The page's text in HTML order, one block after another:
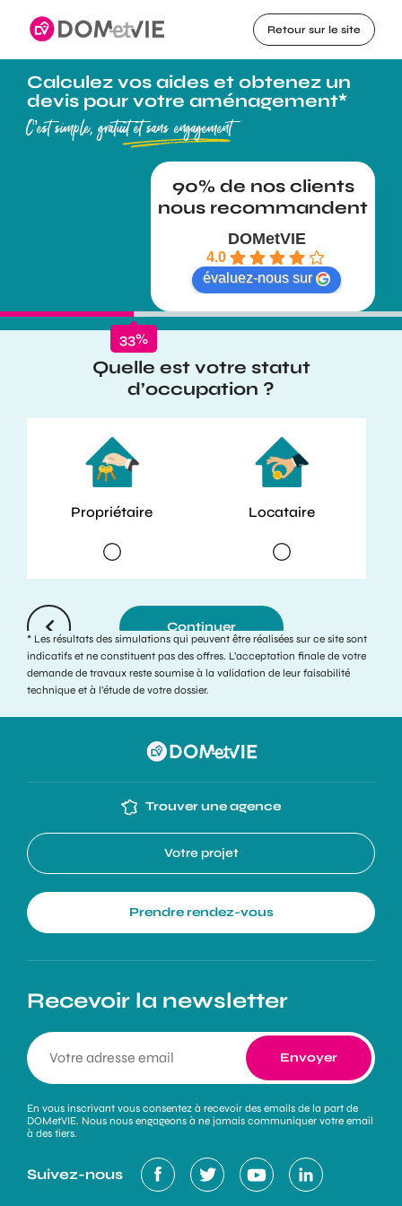
Retour sur le site
Calculez vos aides et obtenez un
devis pour votre aménagement*
C’est simple, gratuit et sans engagement
DOMetVIE
4.0
évaluez-nous sur
33%
Quelle est votre statut
d’occupation ?
Propriétaire Locataire
Continuer
* Les résultats des simulations qui peuvent être réalisées sur ce site sont
indicatifs et ne constituent pas des offres. L’acceptation finale de votre
demande de travaux reste soumise à la validation de leur faisabilité
technique et à l’étude de votre dossier.
Trouver une agence
Votre projet
Prendre rendez-vous
Recevoir la newsletter
En vous inscrivant vous consentez à recevoir des emails de la part de
DOMetVIE. Nous nous engageons à ne jamais communiquer votre email
à des tiers.
Suivez-nous